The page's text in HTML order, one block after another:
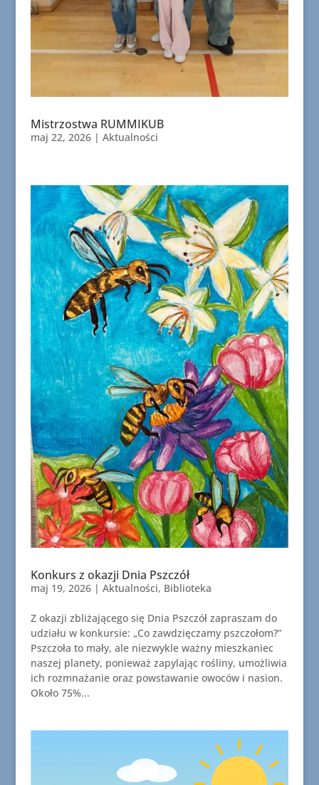
Mistrzostwa RUMMIKUB
maj 22, 2026| Aktualności
Konkurs z okazji Dnia Pszczół
maj 19, 2026| Aktualności, Biblioteka
Z okazji zbliżającego się Dnia Pszczół zapraszam do
udziału w konkursie: „Co zawdzięczamy pszczołom?”
Pszczoła to mały, ale niezwykle ważny mieszkaniec
naszej planety, ponieważ zapylając rośliny, umożliwia
ich rozmnażanie oraz powstawanie owoców i nasion.
Około 75%...